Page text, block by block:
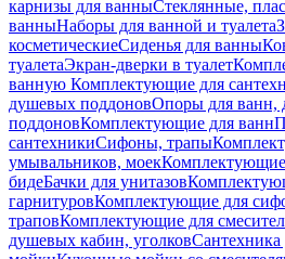
карнизы для ванныСтеклянные,
ванныНаборы для ванной и туалета
косметическиеСиденья для ванны
туалетаЭкран-дверки в туалет
ванную Комплектующие для
душевых поддоновОпоры для ванн,
поддоновКомплектующие для ванн
сантехникиСифоны, трапы
умывальников, моекКомплектующие
бидеБачки для унитазов
гарнитуровКомплектующие для
траповКомплектующие для
душевых кабин, уголковСантехника